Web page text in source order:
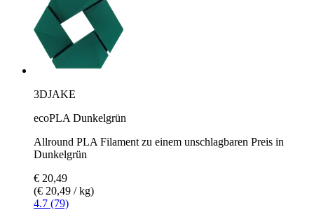
3DJAKE
ecoPLA Dunkelgrün
Allround PLA Filament zu einem unschlagbaren Preis in
Dunkelgrün
€ 20,49
(€ 20,49 / kg)
4.7 (79)